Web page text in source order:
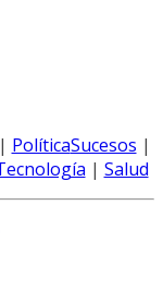
| PolíticaSucesos |
| Salud